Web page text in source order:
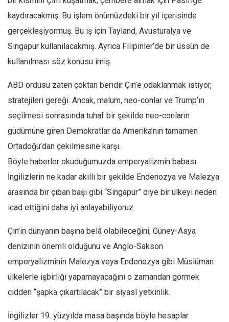
kaydıracakmış. Bu işlem önümüzdeki bir yıl içerisinde
gerçekleşiyormuş. Bu iş için Tayland, Avusturalya ve
Singapur kullanılacakmış. Ayrıca Filipinler’de bir üssün de
kullanılması söz konusu imiş.
ABD ordusu zaten çoktan beridir Çin’e odaklanmak istiyor,
stratejileri gereği. Ancak, malum, neo-conlar ve Trump’ın
seçilmesi sonrasında tuhaf bir şekilde neo-conların
güdümüne giren Demokratlar da Amerika’nın tamamen
Ortadoğu’dan çekilmesine karşı.
Böyle haberler okuduğumuzda emperyalizmin babası
İngilizlerin ne kadar akıllı bir şekilde Endenozya ve Malezya
arasında bir çıban başı gibi “Singapur” diye bir ülkeyi neden
icad ettiğini daha iyi anlayabiliyoruz.
Çin’in dünyanın başına belâ olabileceğini, Güney-Asya
denizinin önemli olduğunu ve Anglo-Sakson
emperyalizminin Malezya veya Endenozya gibi Müslüman
ülkelerle işbirliği yapamayacağını o zamandan görmek
cidden “şapka çıkartılacak” bir siyasî yetkinlik.
İngilizler 19. yüzyılda masa başında böyle hesaplar